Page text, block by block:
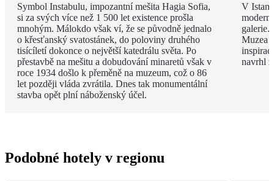
Symbol Instabulu, impozantní mešita Hagia Sofia,
si za svých více než 1 500 let existence prošla
mnohým. Málokdo však ví, že se původně jednalo
o křesťanský svatostánek, do poloviny druhého
tisícíletí dokonce o největší katedrálu světa. Po
přestavbě na mešitu a dobudování minaretů však v
roce 1934 došlo k přeměně na muzeum, což o 86
let později vláda zvrátila. Dnes tak monumentální
stavba opět plní náboženský účel.
V
galerie.
Muzea
navrhl
Podobné hotely v regionu